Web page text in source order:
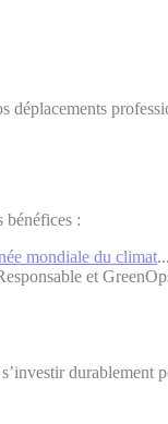
bénéfices :
mondiale du climat...
et
durablement